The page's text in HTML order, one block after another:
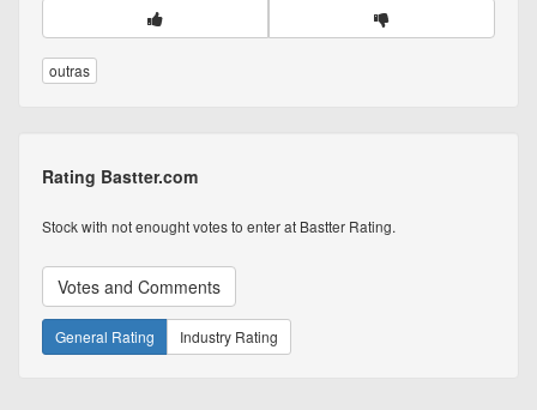
outras
Rating Bastter.com
Stock with not enought votes to enter at Bastter Rating.
Votes and Comments
General Rating Industry Rating